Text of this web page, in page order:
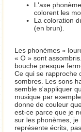
L'axe
colorent les
La coloration
(en brun).
Les phonèmes «
« O » sont
bouche presque
Ce qui se rapproche
sombres. Les sons
semble s'appliquer
musique par
donne de couleur
est-ce parce que je
sur les phonèmes,
représente écrits,